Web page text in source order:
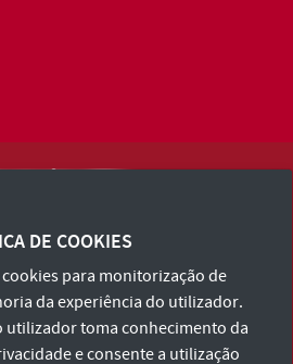
Condições e Política de Privacidade
de Acessibilidade
DE COOKIES
para monitorização de
da experiência do utilizador.
utilizador toma conhecimento da
e consente a utilização